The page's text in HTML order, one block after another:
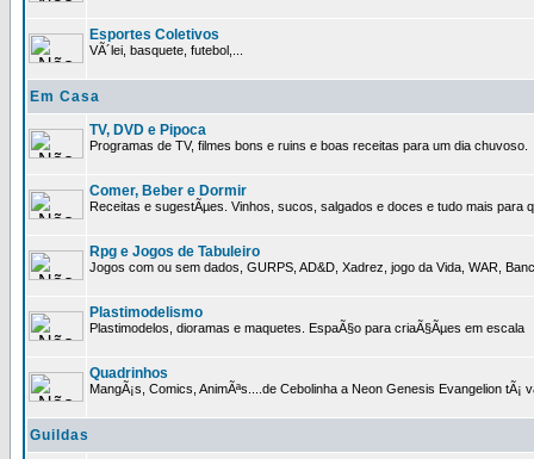
Esportes Coletivos
VÃ´lei, basquete, futebol,...
Em Casa
TV, DVD e Pipoca
Programas de TV, filmes bons e ruins e boas receitas para um dia chuvoso.
Comer, Beber e Dormir
Receitas e sugestÃµes. Vinhos, sucos, salgados e doces e tudo mais para
Rpg e Jogos de Tabuleiro
Jogos com ou sem dados, GURPS, AD&D, Xadrez, jogo da Vida, WAR,
Plastimodelismo
Plastimodelos, dioramas e maquetes. EspaÃ§o para criaÃ§Ãµes em escala
Quadrinhos
MangÃ¡s, Comics, AnimÃªs....de Cebolinha a Neon Genesis Evangelion tÃ¡
Guildas